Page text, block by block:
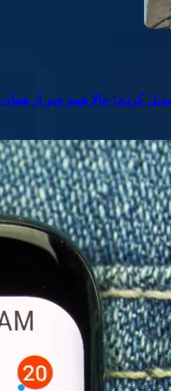
کردم؛ حالا همه چیز از